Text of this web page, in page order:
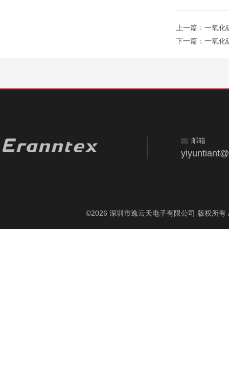
上一篇： 一氧化
下一篇： 一氧化
邮箱
©2026 深圳市逸云天电子有限公司 版权所有